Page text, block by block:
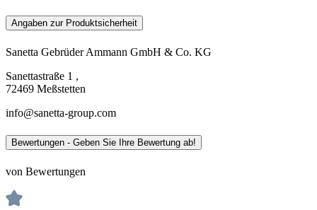
Angaben zur Produktsicherheit
Sanetta Gebrüder Ammann GmbH & Co. KG
Sanettastraße 1 ,
72469 Meßstetten
info@sanetta-group.com
Bewertungen - Geben Sie Ihre Bewertung ab!
von Bewertungen